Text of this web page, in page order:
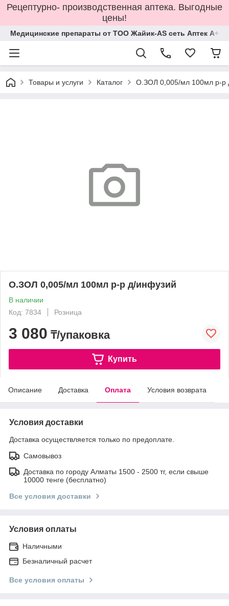
Рецептурно- производственная аптека. Выгодные
цены!
Медицинские препараты от ТОО Жайик-AS сеть Аптек А+
Товары и услуги Каталог О.ЗОЛ 0,005/мл 100мл р-р
О.ЗОЛ 0,005/мл 100мл р-р д/инфузий
В наличии
Код: 7834
Розница
3 080 ₸/упаковка
Купить
Описание Доставка Оплата Условия возврата
Условия доставки
Доставка осуществляется только по предоплате.
Самовывоз
Доставка по городу Алматы 1500 - 2500 тг, если свыше
10000 тенге (бесплатно)
Все условия доставки
Условия оплаты
Наличными
Безналичный расчет
Все условия оплаты